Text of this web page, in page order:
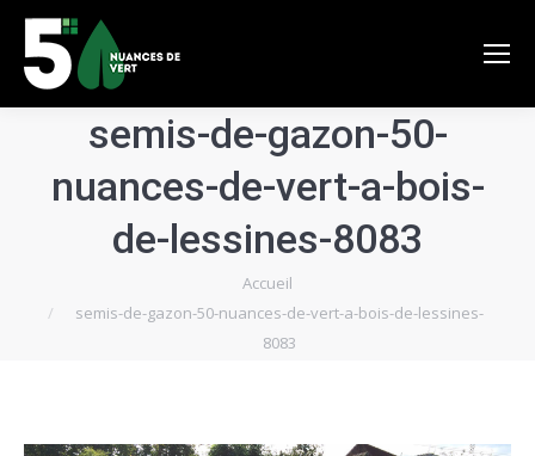
semis-de-gazon-50-
nuances-de-vert-a-bois-
de-lessines-8083
Accueil
semis-de-gazon-50-nuances-de-vert-a-bois-de-lessines-
8083